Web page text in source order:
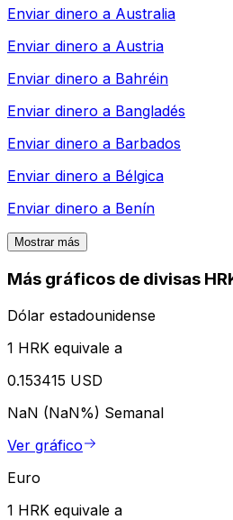
Enviar dinero a Australia
Enviar dinero a Austria
Enviar dinero a Bahréin
Enviar dinero a Bangladés
Enviar dinero a Barbados
Enviar dinero a Bélgica
Enviar dinero a Benín
Mostrar más
Más gráficos de divisas
Dólar estadounidense
1 HRK equivale a
0.153415 USD
NaN (NaN%) Semanal
Ver gráfico
Euro
1 HRK equivale a